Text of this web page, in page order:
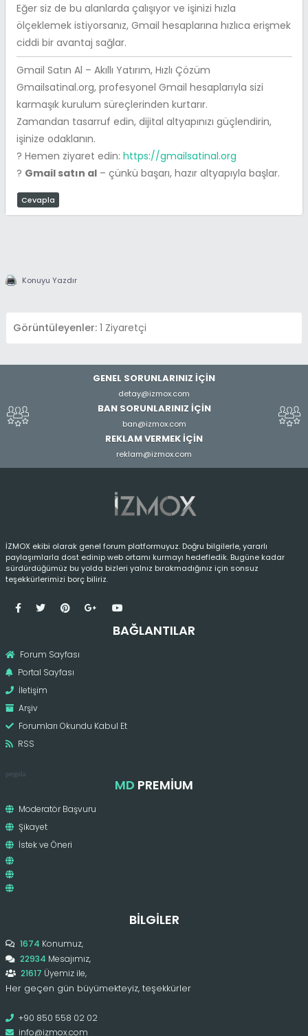
Eğer siz de bu alanlarda çalışıyor ve işinizi hızla
ölçeklemek istiyorsanız, Gmail hesaplarına hızlıca erişmek
ciddi bir avantaj sağlar.
Gmail Satın Al – Akıllı Yatırım, Hızlı Çözüm
Gmailsatinal.org, profesyonel Gmail hesaplarıyla sizi
karmaşık kurulum süreçlerinden kurtarır.
Zamandan tasarruf edin, dijital altyapınızı güçlendirin,
işinize odaklanın.
? Hemen ziyaret edin: https://gmailsatinal.org
? Gmail satın al – çünkü başarı, hazır altyapıyla başlar.
Cevapla
Konuyu Yazdır
Görüntüleyenler: 1 Ziyaretçi
GENEL SORUNLARINIZ İÇİN
detay@izmox.com
BAN SORUNLARINIZ İÇİN
ban@izmox.com
REKLAM VERMEK İÇİN
reklam@izmox.com
İZMOX ekibi olarak genel forum platformuyuz. Doğru bilgilerle, yararlı
paylaşımlarla dost edinip web ortamı kurmayı hedefledik. Bugüne kadar
sürdürdüğümüz bu yolda bizleri yalnız bırakmadığınız için sonsuz
teşekkürlerimizi borç biliriz.
BAĞLANTILAR
Forum Sayfası
Portal Sayfası
İletişim
Arşiv
Forumları Okundu Kabul Et
RSS
pergola
MD PREMIUM
Moderatör Başvuru
Şikayet
İstek ve Öneri
BILGILER
1674 Konumuz,
22934 Mesajımız,
21617 Üyemiz ile,
Her geçen gün büyümekteyiz, teşekkürler
+90 850 558 02 02
info@izmox.com